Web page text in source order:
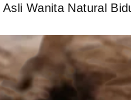
Wanita Natural